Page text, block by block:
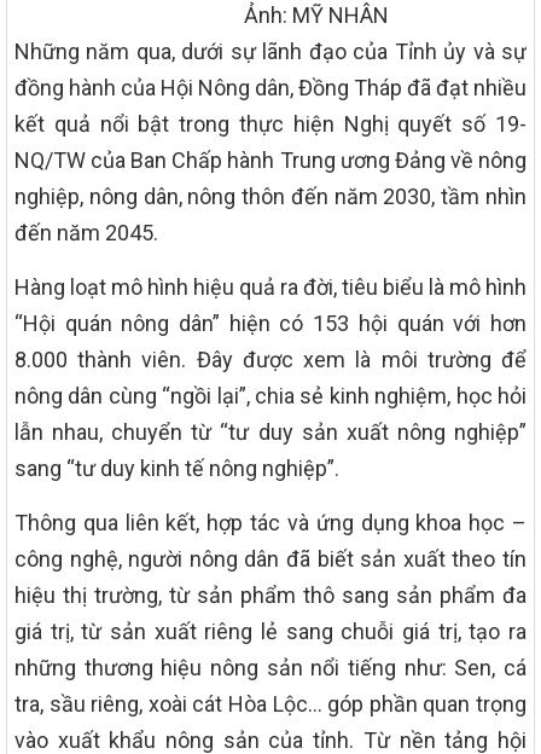
Ảnh: MỸ NHÂN
Những năm qua, dưới sự lãnh đạo của Tỉnh ủy và sự
đồng hành của Hội Nông dân, Đồng Tháp đã đạt nhiều
kết quả nổi bật trong thực hiện Nghị quyết số 19-
NQ/TW của Ban Chấp hành Trung ương Đảng về nông
nghiệp, nông dân, nông thôn đến năm 2030, tầm nhìn
đến năm 2045.
Hàng loạt mô hình hiệu quả ra đời, tiêu biểu là mô hình
“Hội quán nông dân” hiện có 153 hội quán với hơn
8.000 thành viên. Đây được xem là môi trường để
nông dân cùng “ngồi lại”, chia sẻ kinh nghiệm, học hỏi
lẫn nhau, chuyển từ “tư duy sản xuất nông nghiệp”
sang “tư duy kinh tế nông nghiệp”.
Thông qua liên kết, hợp tác và ứng dụng khoa học –
công nghệ, người nông dân đã biết sản xuất theo tín
hiệu thị trường, từ sản phẩm thô sang sản phẩm đa
giá trị, từ sản xuất riêng lẻ sang chuỗi giá trị, tạo ra
những thương hiệu nông sản nổi tiếng như: Sen, cá
tra, sầu riêng, xoài cát Hòa Lộc… góp phần quan trọng
vào xuất khẩu nông sản của tỉnh. Từ nền tảng hội